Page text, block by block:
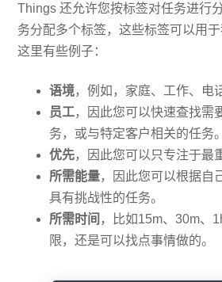
Things 还允许您按标签对任务进行
务分配多个标签，这些标签可以用于
这里有些例子：
语境，例如，家庭、工作、电
员工，因此您可以快速查找需
务，或与特定客户相关的任务。
优先，因此您可以只专注于最
所需能量，因此您可以根据自
具有挑战性的任务。
所需时间 ，比如15m、30m、
限，还是可以找点事情做的。